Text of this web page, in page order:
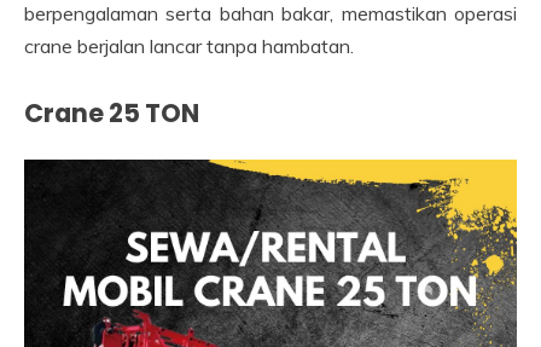
berpengalaman serta bahan bakar, memastikan operasi
crane berjalan lancar tanpa hambatan.
Crane 25 TON